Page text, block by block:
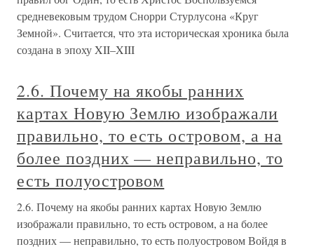
средневековым трудом Снорри Стурлусона «Круг
Земной». Считается, что эта историческая хроника была
создана в эпоху XII–XIII
2.6. Почему на якобы ранних
картах Новую Землю изображали
правильно, то есть островом, а на
более поздних — неправильно, то
есть полуостровом
2.6. Почему на якобы ранних картах Новую Землю
изображали правильно, то есть островом, а на более
поздних — неправильно, то есть полуостровом Войдя в